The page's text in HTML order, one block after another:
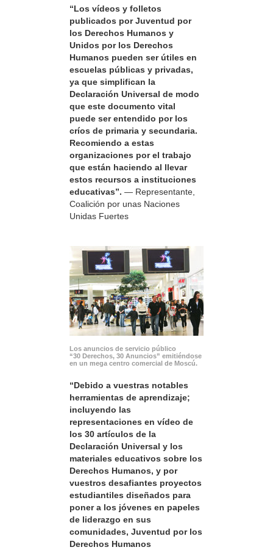
“Los vídeos y folletos
publicados por Juventud por
los Derechos Humanos y
Unidos por los Derechos
Humanos pueden ser útiles en
escuelas públicas y privadas,
ya que simplifican la
Declaración Universal de modo
que este documento vital
puede ser entendido por los
críos de primaria y secundaria.
Recomiendo a estas
organizaciones por el trabajo
que están haciendo al llevar
estos recursos a instituciones
educativas”. — Representante,
Coalición por unas Naciones
Unidas Fuertes
Los anuncios de servicio público
“30 Derechos, 30 Anuncios” emitiéndose
en un mega centro comercial de Moscú.
“Debido a vuestras notables
herramientas de aprendizaje;
incluyendo las
representaciones en vídeo de
los 30 artículos de la
Declaración Universal y los
materiales educativos sobre los
Derechos Humanos, y por
vuestros desafiantes proyectos
estudiantiles diseñados para
poner a los jóvenes en papeles
de liderazgo en sus
comunidades, Juventud por los
Derechos Humanos